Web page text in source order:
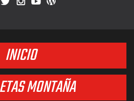
INICIO
MONTAÑA